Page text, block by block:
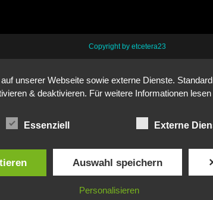
Copyright by etcetera23
unserer Webseite sowie externe Dienste.
& deaktivieren. Für weitere Informationen
Essenziell Externe
Auswahl speichern
Personalisieren